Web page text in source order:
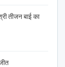
तीजन बाई का